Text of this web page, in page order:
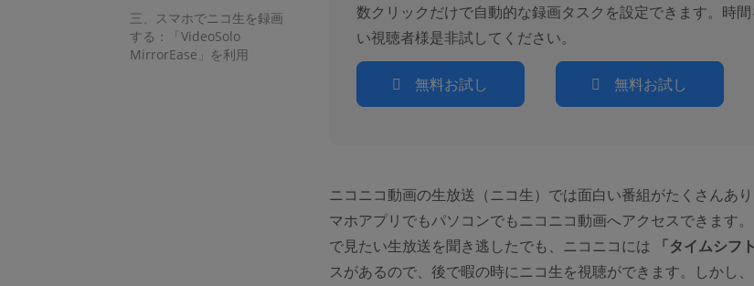
三、スマホでニコ生を録画
する：「VideoSolo
MirrorEase」を利用
数クリックだけで自動的な録画タスクを設定できます。時
い視聴者様是非試してください。
無料お試し 無料お試し
ニコニコ動画の生放送（ニコ生）では面白い番組がたくさんあ
マホアプリでもパソコンでもニコニコ動画へアクセスできます
で見たい生放送を聞き逃したでも、ニコニコには
「タイムシフト
スがあるので、後で暇の時にニコ生を視聴ができます。しかし